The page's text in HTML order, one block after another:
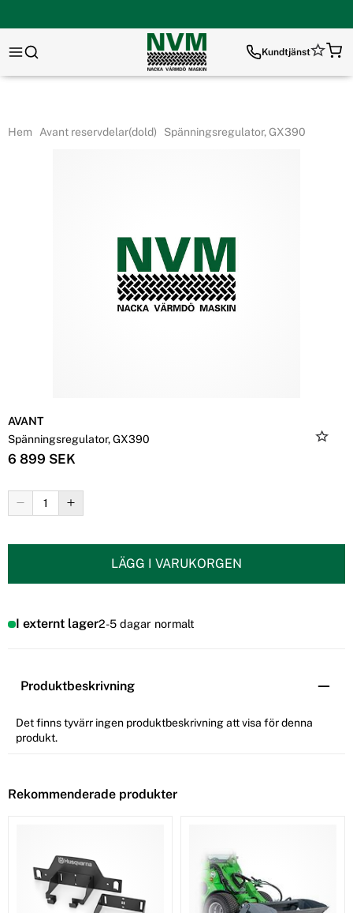
Kundtjänst
Hem Avant reservdelar(dold) Spänningsregulator, GX390
AVANT
Spänningsregulator, GX390
6 899 SEK
LÄGG I VARUKORGEN
I externt lager2-5 dagar normalt
Produktbeskrivning
Det finns tyvärr ingen produktbeskrivning att visa för denna
produkt.
Rekommenderade produkter